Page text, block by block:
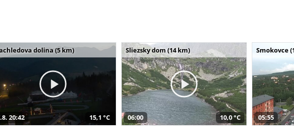
dolina (5 km)
20:42 15,1 °C
Sliezsky dom (14 km)
06:00 10,0 °C
Smokovce
05:55